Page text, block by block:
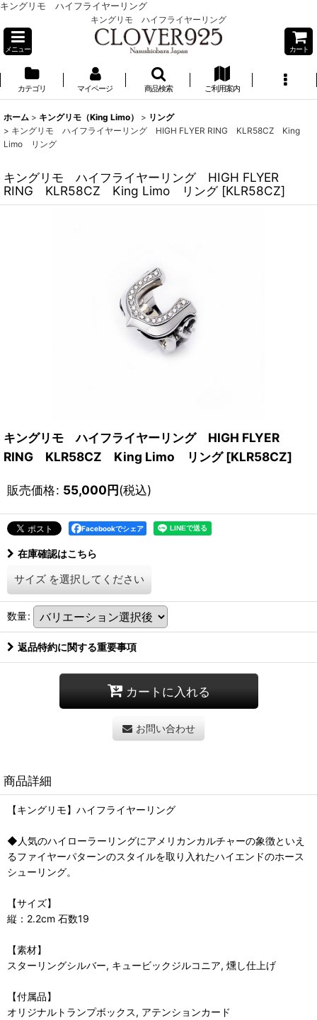
キングリモ ハイフライヤーリング
キングリモ ハイフライヤーリング
メニュー カート
カテゴリ マイページ 商品検索 ご利用案内
ホーム > キングリモ（King Limo） > リング
> キングリモ ハイフライヤーリング HIGH FLYER RING KLR58CZ King
Limo リング
キングリモ ハイフライヤーリング HIGH FLYER
RING KLR58CZ King Limo リング [KLR58CZ]
キングリモ ハイフライヤーリング HIGH FLYER
RING KLR58CZ King Limo リング [KLR58CZ]
販売価格: 55,000円(税込)
Facebookでシェア
在庫確認はこちら
サイズ を選択してください
数量:
返品特約に関する重要事項
カートに入れる
お問い合わせ
商品詳細
【キングリモ】ハイフライヤーリング
◆人気のハイローラーリングにアメリカンカルチャーの象徴といえ
るファイヤーパターンのスタイルを取り入れたハイエンドのホース
シューリング。
【サイズ】
縦：2.2cm 石数19
【素材】
スターリングシルバー, キュービックジルコニア, 燻し仕上げ
【付属品】
オリジナルトランプボックス, アテンションカード